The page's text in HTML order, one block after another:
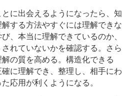
に出会えるようになったら、知
する方法やすぐには理解できな
、本当に理解できているのか、
れていないかを確認する。さら
の質を高める。構造化できる
に理解でき、整理し、相手にわ
応用が利くようになる。